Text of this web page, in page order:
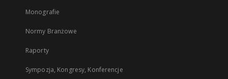
Monografie
Normy Branżowe
Raporty
Sympozja, Kongresy, Konferencje